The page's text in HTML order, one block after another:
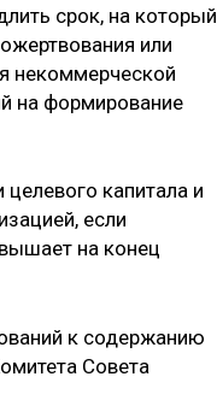
срок, на который
или
некоммерческой
на формирование
капитала и
если
на конец
к содержанию
Совета